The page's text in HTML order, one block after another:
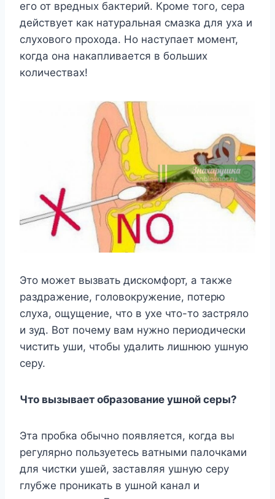
его от вредных бактерий. Кроме того, сера
действует как натуральная смазка для уха и
слухового прохода. Но наступает момент,
когда она накапливается в больших
количествах!
Это может вызвать дискомфорт, а также
раздражение, головокружение, потерю
слуха, ощущение, что в ухе что-то застряло
и зуд. Вот почему вам нужно периодически
чистить уши, чтобы удалить лишнюю ушную
серу.
Что вызывает образование ушной серы?
Эта пробка обычно появляется, когда вы
регулярно пользуетесь ватными палочками
для чистки ушей, заставляя ушную серу
глубже проникать в ушной канал и